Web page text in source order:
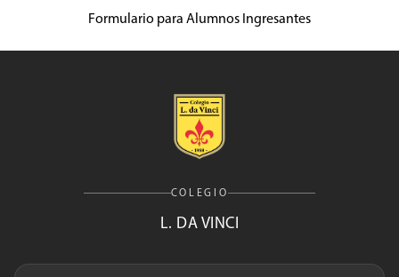
Formulario para Alumnos Ingresantes
COLEGIO
L. DA VINCI